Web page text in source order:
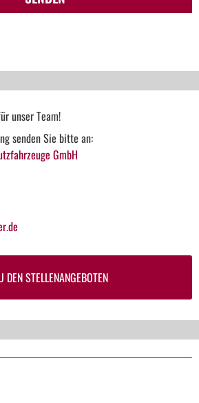
unser Team!
senden Sie bitte an:
GmbH
DEN STELLENANGEBOTEN